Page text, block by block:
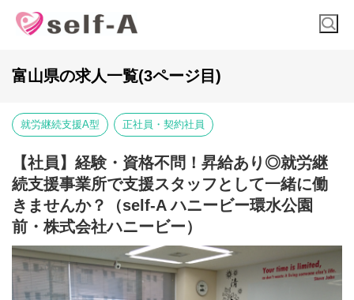
富山県の求人一覧(3ページ目)
就労継続支援A型 正社員・契約社員
【社員】経験・資格不問！昇給あり◎就労継
続支援事業所で支援スタッフとして一緒に働
きませんか？（self-A ハニービー環水公園
前・株式会社ハニービー）